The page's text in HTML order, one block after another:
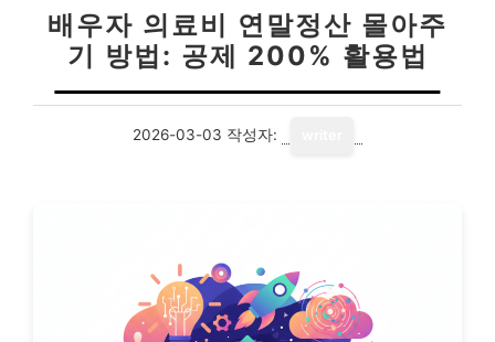
배우자 의료비 연말정산 몰아주
기 방법: 공제 200% 활용법
2026-03-03 작성자: